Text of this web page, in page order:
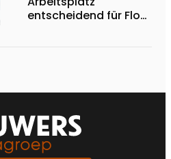
entscheidend für Flow,